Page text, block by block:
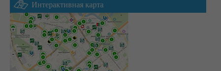
Интерактивная карта